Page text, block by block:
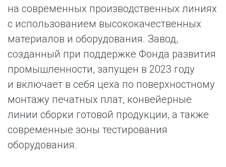
на современных производственных линиях
с использованием высококачественных
материалов и оборудования. Завод,
созданный при поддержке Фонда развития
промышленности, запущен в 2023 году
и включает в себя цеха по поверхностному
монтажу печатных плат, конвейерные
линии сборки готовой продукции, а также
современные зоны тестирования
оборудования.